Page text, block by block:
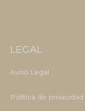
LEGAL
Aviso Legal
Política de privacidad